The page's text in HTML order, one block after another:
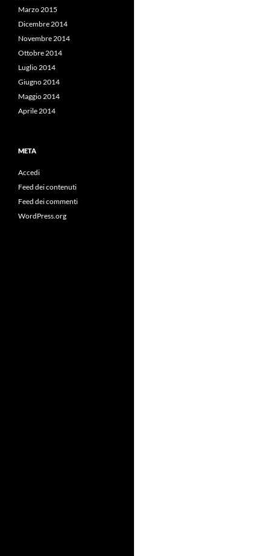
Marzo 2015
Dicembre 2014
Novembre 2014
Ottobre 2014
Luglio 2014
Giugno 2014
Maggio 2014
Aprile 2014
META
Accedi
Feed dei contenuti
Feed dei commenti
WordPress.org